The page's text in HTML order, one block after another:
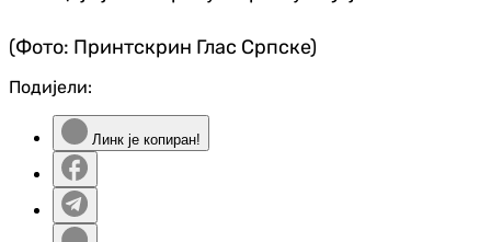
(Фото: Принтскрин Глас Српске)
Подијели:
Линк је копиран!